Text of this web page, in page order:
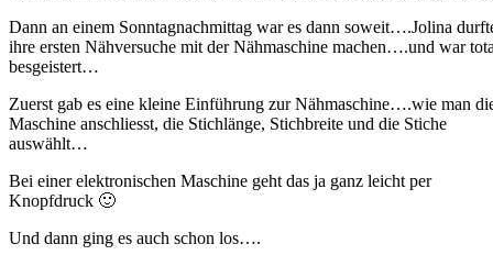
Dann an einem Sonntagnachmittag war es dann soweit….Jolina
ihre ersten Nähversuche mit der Nähmaschine machen….und war
besgeistert…
Zuerst gab es eine kleine Einführung zur Nähmaschine….wie man
Maschine anschliesst, die Stichlänge, Stichbreite und die Stiche
auswählt…
Bei einer elektronischen Maschine geht das ja ganz leicht per
Knopfdruck 🙂
Und dann ging es auch schon los….